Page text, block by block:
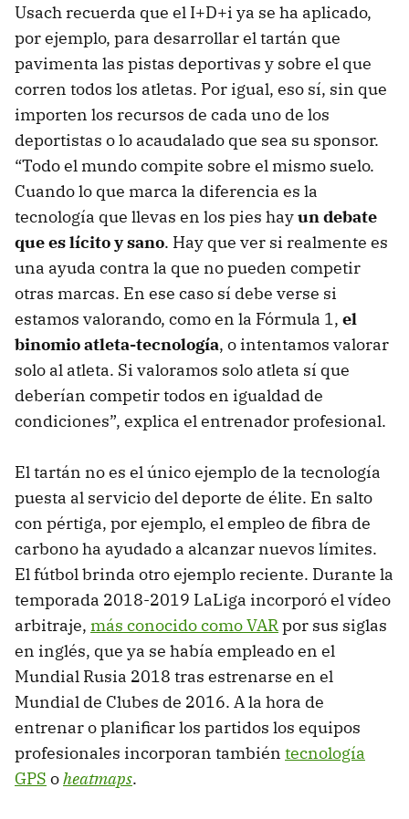
Usach recuerda que el I+D+i ya se ha aplicado,
por ejemplo, para desarrollar el tartán que
pavimenta las pistas deportivas y sobre el que
corren todos los atletas. Por igual, eso sí, sin que
importen los recursos de cada uno de los
deportistas o lo acaudalado que sea su sponsor.
“Todo el mundo compite sobre el mismo suelo.
Cuando lo que marca la diferencia es la
tecnología que llevas en los pies hayun debate
que es lícito y sano. Hay que ver si realmente es
una ayuda contra la que no pueden competir
otras marcas. En ese caso sí debe verse si
estamos valorando, como en la Fórmula 1, el
binomio atleta-tecnología, o intentamos valorar
solo al atleta. Si valoramos solo atleta sí que
deberían competir todos en igualdad de
condiciones”, explica el entrenador profesional.
El tartán no es el único ejemplo de la tecnología
puesta al servicio del deporte de élite. En salto
con pértiga, por ejemplo, el empleo de fibra de
carbono ha ayudado a alcanzar nuevos límites.
El fútbol brinda otro ejemplo reciente. Durante la
temporada 2018-2019 LaLiga incorporó el vídeo
arbitraje, más conocido como VARpor sus siglas
en inglés, que ya se había empleado en el
Mundial Rusia 2018 tras estrenarse en el
Mundial de Clubes de 2016. A la hora de
entrenar o planificar los partidos los equipos
profesionales incorporan también tecnología
GPS oheatmaps.